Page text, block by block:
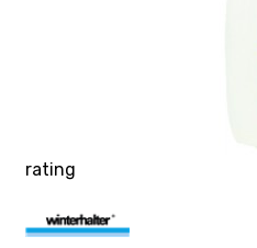
rating